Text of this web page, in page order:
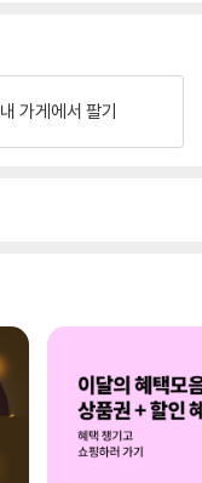
내 가게에서 팔기